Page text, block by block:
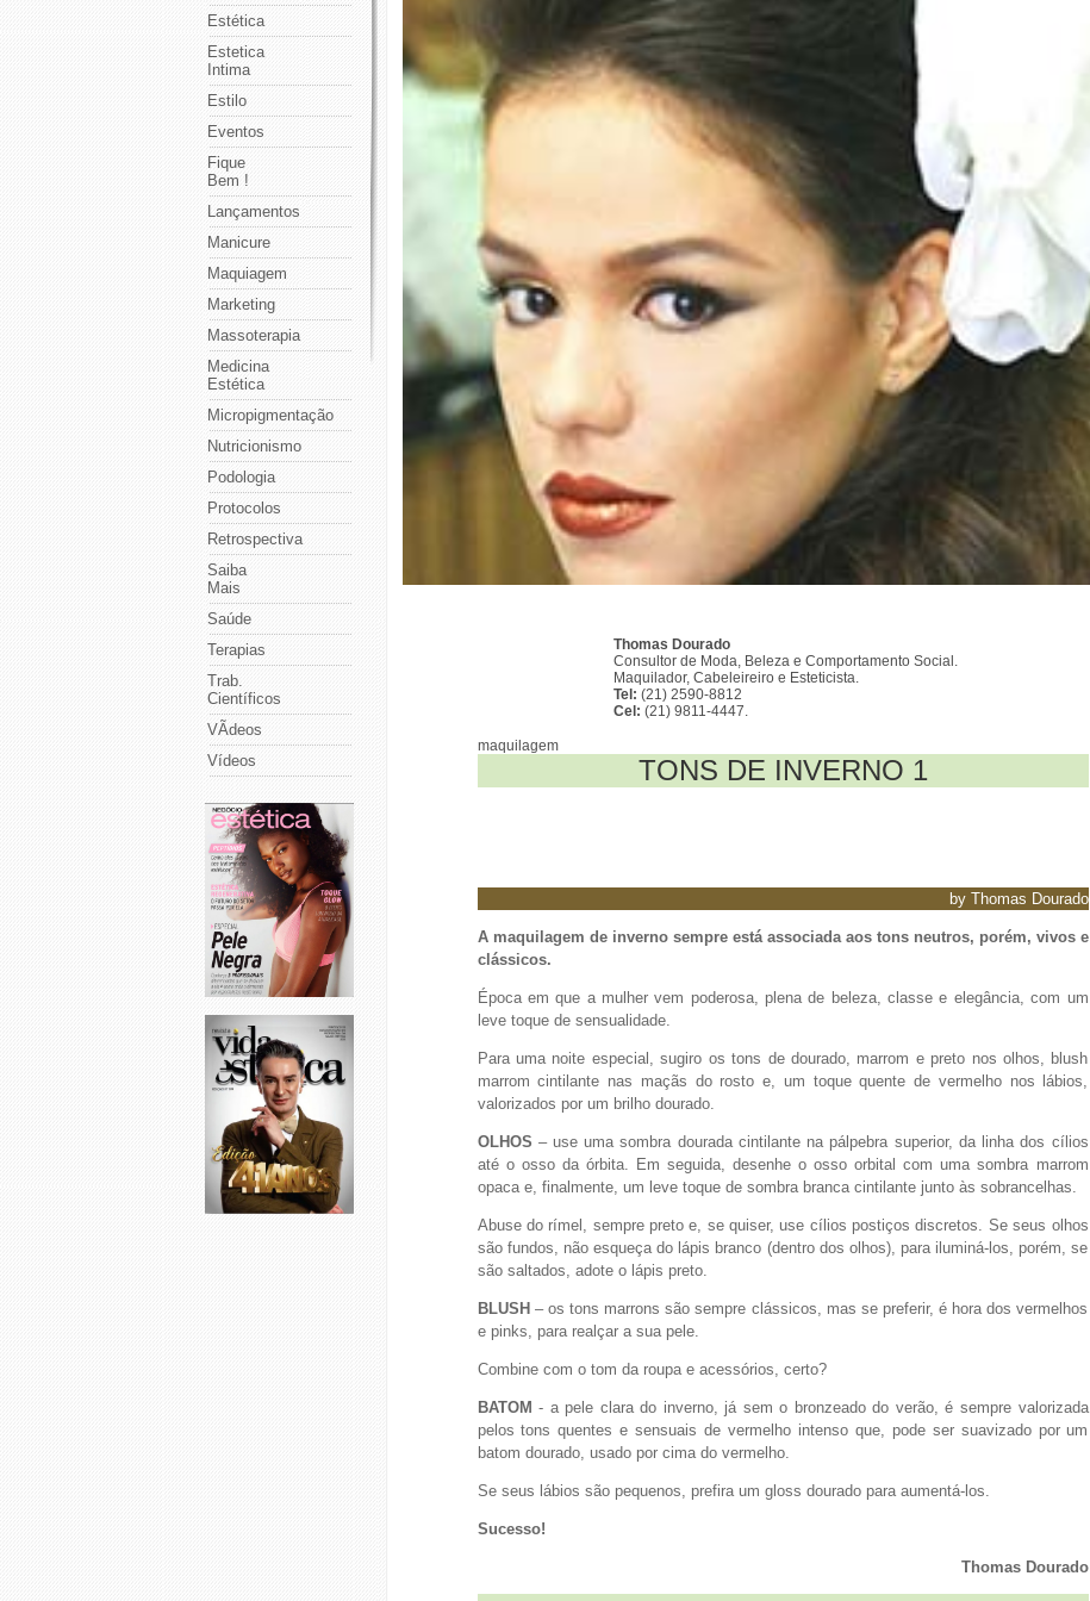
Estética
Estetica
Intima
Estilo
Eventos
Fique
Bem !
Lançamentos
Manicure
Maquiagem
Marketing
Massoterapia
Medicina
Estética
Micropigmentação
Nutricionismo
Podologia
Protocolos
Retrospectiva
Saiba
Mais
Saúde
Terapias
Trab.
Científicos
VÃ­deos
Vídeos
Thomas Dourado
Consultor de Moda, Beleza e Comportamento Social.
Maquilador, Cabeleireiro e Esteticista.
Tel: (21) 2590-8812
Cel: (21) 9811-4447.
maquilagem
TONS DE INVERNO 1
by Thomas Dourado
A maquilagem de inverno sempre está associada aos tons neutros, porém, vivos e
clássicos.
Época em que a mulher vem poderosa, plena de beleza, classe e elegância, com um
leve toque de sensualidade.
Para uma noite especial, sugiro os tons de dourado, marrom e preto nos olhos, blush
marrom cintilante nas maçãs do rosto e, um toque quente de vermelho nos lábios,
valorizados por um brilho dourado.
OLHOS – use uma sombra dourada cintilante na pálpebra superior, da linha dos cílios
até o osso da órbita. Em seguida, desenhe o osso orbital com uma sombra marrom
opaca e, finalmente, um leve toque de sombra branca cintilante junto às sobrancelhas.
Abuse do rímel, sempre preto e, se quiser, use cílios postiços discretos. Se seus olhos
são fundos, não esqueça do lápis branco (dentro dos olhos), para iluminá-los, porém, se
são saltados, adote o lápis preto.
BLUSH – os tons marrons são sempre clássicos, mas se preferir, é hora dos vermelhos
e pinks, para realçar a sua pele.
Combine com o tom da roupa e acessórios, certo?
BATOM - a pele clara do inverno, já sem o bronzeado do verão, é sempre valorizada
pelos tons quentes e sensuais de vermelho intenso que, pode ser suavizado por um
batom dourado, usado por cima do vermelho.
Se seus lábios são pequenos, prefira um gloss dourado para aumentá-los.
Sucesso!
Thomas Dourado